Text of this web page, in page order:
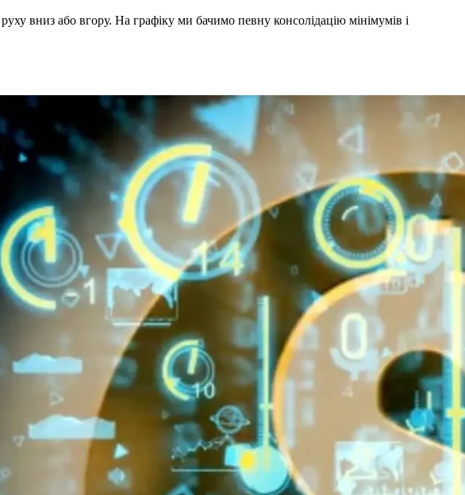
вниз або вгору. На графіку ми бачимо певну консолідацію мінімумів і